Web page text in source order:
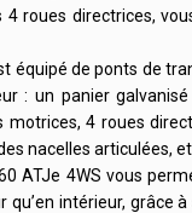
4 roues directrices,
équipé de ponts de
: un panier
motrices, 4 roues
nacelles articulées,
ATJe 4WS vous
qu’en intérieur, grâce